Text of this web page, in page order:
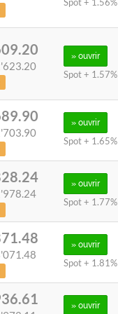
» ouvrir
Spot + 1.57%
» ouvrir
Spot + 1.65%
» ouvrir
Spot + 1.77%
» ouvrir
Spot + 1.81%
» ouvrir